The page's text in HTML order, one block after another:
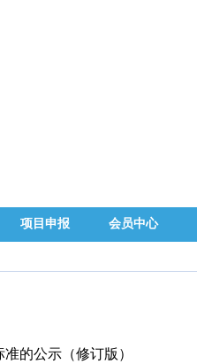
项目申报 会员中心
的公示（修订版）